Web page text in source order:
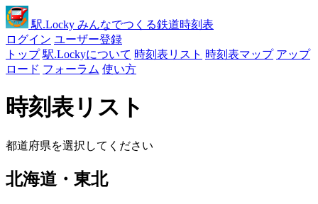
駅.Locky みんなでつくる鉄道時刻表
ログイン ユーザー登録
トップ 駅.Lockyについて 時刻表リスト 時刻表マップ アップ
ロード フォーラム 使い方
時刻表リスト
都道府県を選択してください
北海道・東北